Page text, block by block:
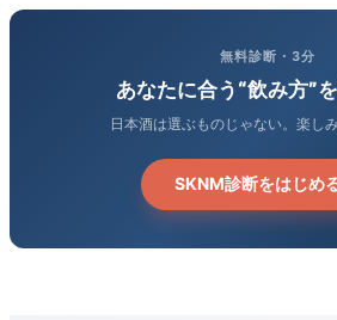
無料診断・3分
あなたに合う“飲み方”
日本酒は選ぶものじゃない。楽し
SKNM診断をはじめ